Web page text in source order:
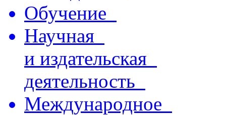
Обучение
Научная
и издательская
деятельность
Международное